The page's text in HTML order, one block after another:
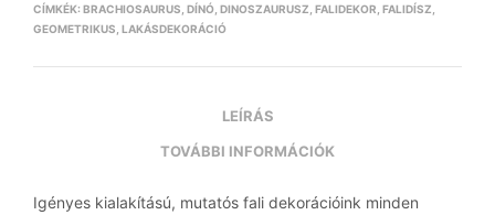
CÍMKÉK: BRACHIOSAURUS DÍNÓ DINOSZAURUSZ FALIDEKOR FALIDÍSZ
GEOMETRIKUS LAKÁSDEKORÁCIÓ
LEÍRÁS
TOVÁBBI INFORMÁCIÓK
Igényes kialakítású, mutatós fali dekorációink minden